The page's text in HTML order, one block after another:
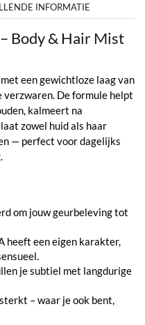
INFORMATIE
Body & Hair Mist
een gewichtloze laag van
De formule helpt
kalmeert na
zowel huid als haar
— perfect voor dagelijks
om jouw geurbeleving tot
heeft een eigen karakter,
je subtiel met langdurige
– waar je ook bent,